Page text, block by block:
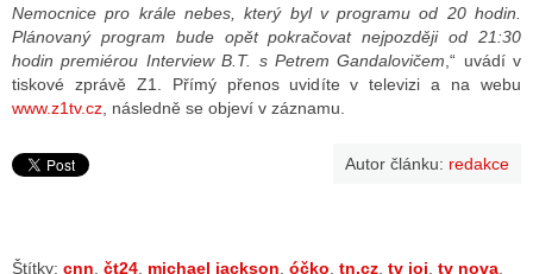
Nemocnice pro krále nebes, který byl v programu od 20 hodin.
Plánovaný program bude opět pokračovat nejpozději od 21:30
hodin premiérou Interview B.T. s Petrem Gandalovičem ,“ uvádí v
tiskové zprávě Z1. Přímý přenos uvidíte v televizi a na webu
www.z1tv.cz , následně se objeví v záznamu.
Autor článku: redakce
Štítky: cnn čt24 michael jackson óčko tn.cz tv joj tv nova